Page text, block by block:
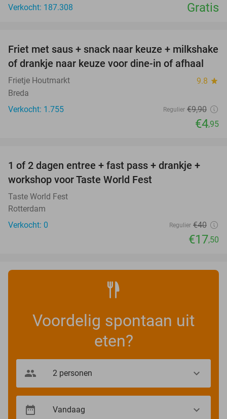
Verkocht: 187.308
Gratis
50%
Friet met saus + snack naar keuze + milkshake
of drankje naar keuze voor dine-in of afhaal
Frietje Houtmarkt 9.8 star
Breda
Verkocht: 1.755
Regulier €9,90
€4,95
56%
TODAY
1 of 2 dagen entree + fast pass + drankje +
workshop voor Taste World Fest
Taste World Fest
Rotterdam
Verkocht: 0
Regulier €40
€17,50
Voordelig spontaan uit
eten?